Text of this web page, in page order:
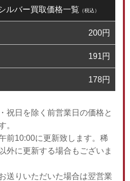
ルバー買取価格一覧 （税込）
200円
191円
178円
祝日を除く前営業日の価格と
。
前10:00に更新致します。稀
外に更新する場合もございま
送りいただいた場合は翌営業